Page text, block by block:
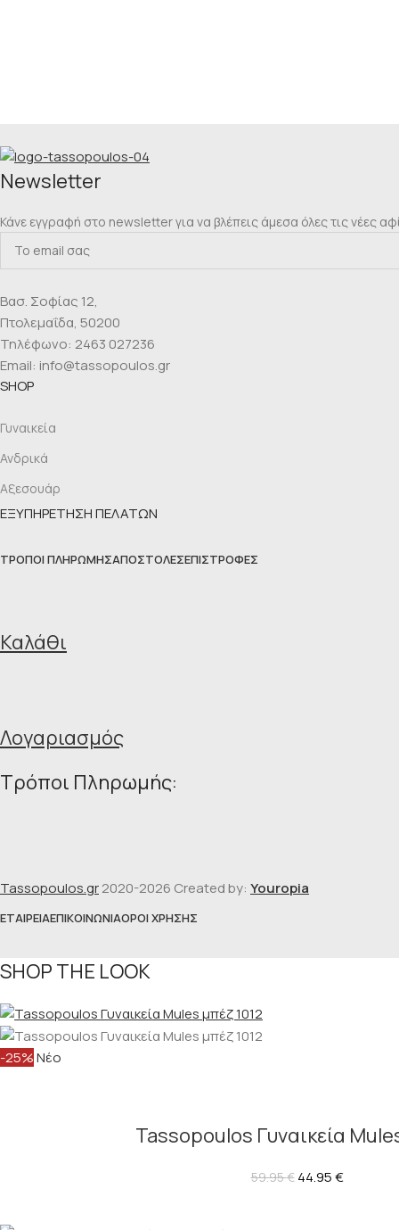
Νewsletter
Κάνε εγγραφή στο newsletter για να βλέπεις άμεσα όλες τις νέες
Βασ. Σοφίας 12,
Πτολεμαΐδα, 50200
Τηλέφωνο: 2463 027236
Email: info@tassopoulos.gr
SHOP
Γυναικεία
Ανδρικά
Αξεσουάρ
ΕΞΥΠΗΡΕΤΗΣΗ ΠΕΛΑΤΩΝ
ΤΡΌΠΟΙ ΠΛΗΡΩΜΉΣΑΠΟΣΤΟΛΈΣΕΠΙΣΤΡΟΦΈΣ
Καλάθι
Λογαριασμός
Τρόποι Πληρωμής:
Tassopoulos.gr2020-2026 Created by: Youropia
ΕΤΑΙΡΕΊΑΕΠΙΚΟΙΝΩΝΊΑΌΡΟΙ ΧΡΉΣΗΣ
SHOP THE LOOK
-25%Νέο
Tassopoulos Γυναικεία
59.95€ 44.95€